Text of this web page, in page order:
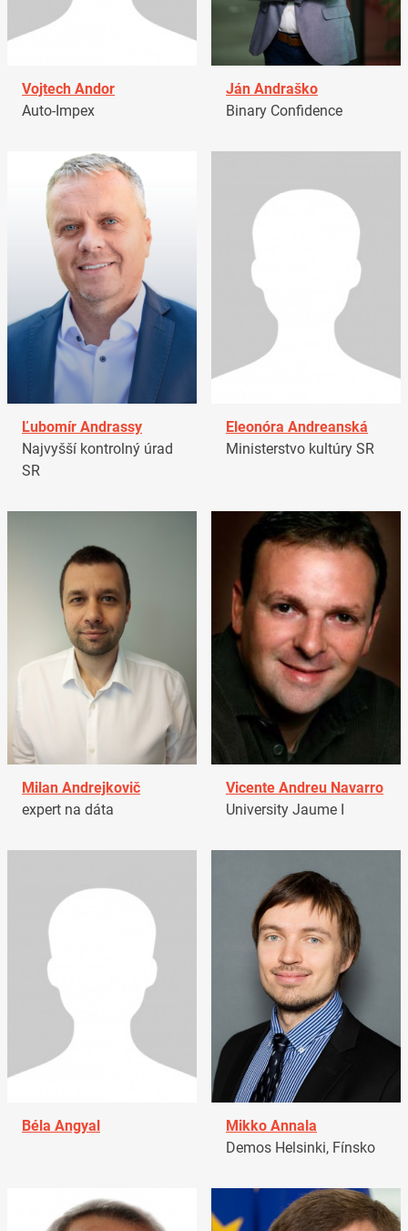
Vojtech Andor
Auto-Impex
Ján Andraško
Binary Confidence
Ľubomír Andrassy
Najvyšší kontrolný úrad
SR
Eleonóra Andreanská
Ministerstvo kultúry SR
Milan Andrejkovič
expert na dáta
Vicente Andreu Navarro
University Jaume I
Béla Angyal
Mikko Annala
Demos Helsinki, Fínsko